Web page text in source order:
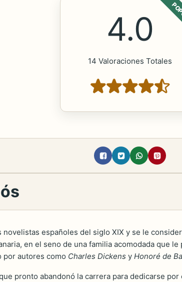
4.0
14 Valoraciones Totales
españoles del siglo XIX y se le
en el seno de una familia acomodada que
por autores como Charles Dickens y Honoré de
pronto abandonó la carrera para dedicarse